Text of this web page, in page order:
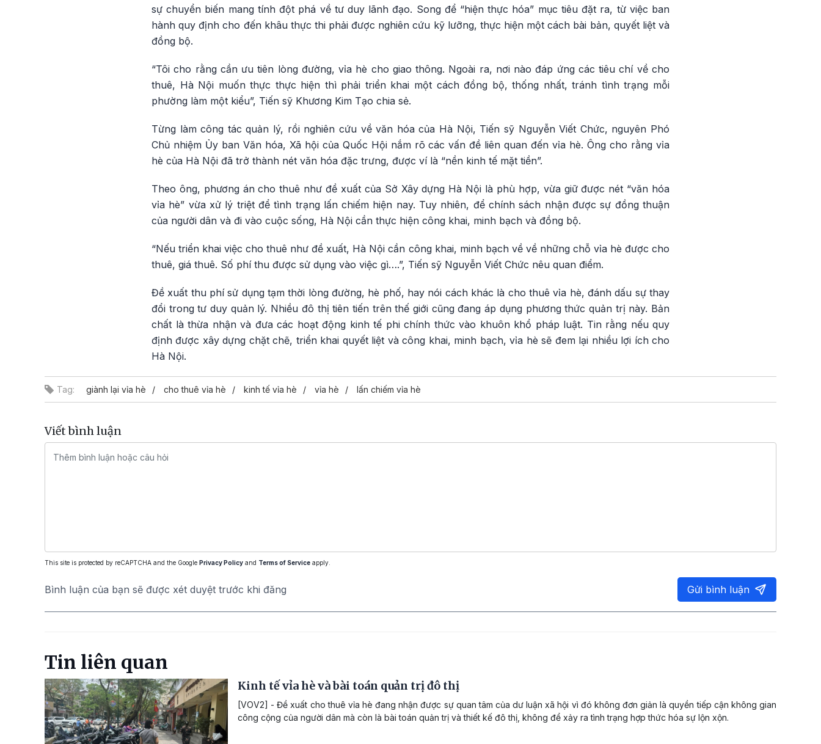
sự chuyển biến mang tính đột phá về tư duy lãnh đạo. Song để “hiện thực hóa” mục tiêu đặt ra, từ việc ban
hành quy định cho đến khâu thực thi phải được nghiên cứu kỹ lưỡng, thực hiện một cách bài bản, quyết liệt và
đồng bộ.
“Tôi cho rằng cần ưu tiên lòng đường, vỉa hè cho giao thông. Ngoài ra, nơi nào đáp ứng các tiêu chí về cho
thuê, Hà Nội muốn thực thực hiện thì phải triển khai một cách đồng bộ, thống nhất, tránh tình trạng mỗi
phường làm một kiểu”, Tiến sỹ Khương Kim Tạo chia sẻ.
Từng làm công tác quản lý, rồi nghiên cứu về văn hóa của Hà Nội, Tiến sỹ Nguyễn Viết Chức, nguyên Phó
Chủ nhiệm Ủy ban Văn hóa, Xã hội của Quốc Hội nắm rõ các vấn đề liên quan đến vỉa hè. Ông cho rằng vỉa
hè của Hà Nội đã trở thành nét văn hóa đặc trưng, được ví là “nền kinh tế mặt tiền”.
Theo ông, phương án cho thuê như đề xuất của Sở Xây dựng Hà Nội là phù hợp, vừa giữ được nét “văn hóa
vỉa hè” vừa xử lý triệt để tình trạng lấn chiếm hiện nay. Tuy nhiên, để chính sách nhận được sự đồng thuận
của người dân và đi vào cuộc sống, Hà Nội cần thực hiện công khai, minh bạch và đồng bộ.
“Nếu triển khai việc cho thuê như đề xuất, Hà Nội cần công khai, minh bạch về về những chỗ vỉa hè được cho
thuê, giá thuê. Số phí thu được sử dụng vào việc gì….”, Tiến sỹ Nguyễn Viết Chức nêu quan điểm.
Đề xuất thu phí sử dụng tạm thời lòng đường, hè phố, hay nói cách khác là cho thuê vỉa hè, đánh dấu sự thay
đổi trong tư duy quản lý. Nhiều đô thị tiên tiến trên thế giới cũng đang áp dụng phương thức quản trị này. Bản
chất là thừa nhận và đưa các hoạt động kinh tế phi chính thức vào khuôn khổ pháp luật. Tin rằng nếu quy
định được xây dựng chặt chẽ, triển khai quyết liệt và công khai, minh bạch, vỉa hè sẽ đem lại nhiều lợi ích cho
Hà Nội.
Tag: giành lại vỉa hè cho thuê vỉa hè kinh tế vỉa hè vỉa hè lấn chiếm vỉa hè
Viết bình luận
This site is protected by reCAPTCHA and the Google Privacy Policy and Terms of Service apply.
Bình luận của bạn sẽ được xét duyệt trước khi đăng Gửi bình luận
Tin liên quan
Kinh tế vỉa hè và bài toán quản trị đô thị
[VOV2] - Đề xuất cho thuê vỉa hè đang nhận được sự quan tâm của dư luận xã hội vì đó không đơn giản là quyền tiếp cận không gian
công cộng của người dân mà còn là bài toán quản trị và thiết kế đô thị, không để xảy ra tình trạng hợp thức hóa sự lộn xộn.